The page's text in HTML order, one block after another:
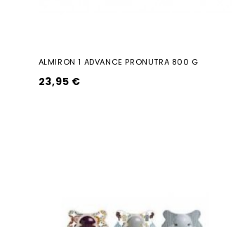
ALMIRON 1 ADVANCE PRONUTRA 800 G
23,95 €